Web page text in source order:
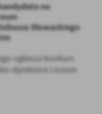
na
Słowackiego
ogłasza konkurs
dyrektora Liceum